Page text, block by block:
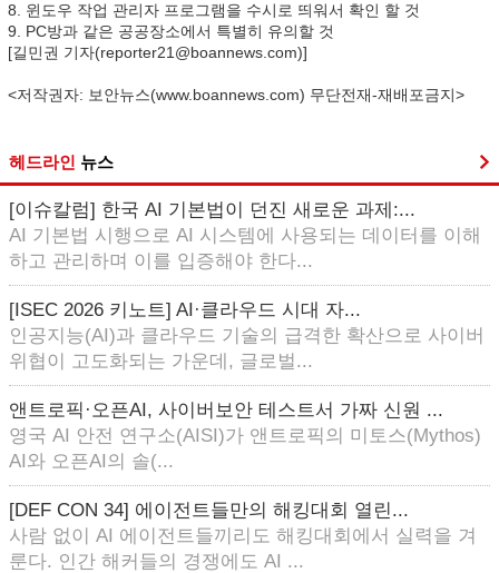
8. 윈도우 작업 관리자 프로그램을 수시로 띄워서 확인 할 것
9. PC방과 같은 공공장소에서 특별히 유의할 것
[길민권 기자(reporter21@boannews.com)]
<저작권자: 보안뉴스(www.boannews.com) 무단전재-재배포금지>
헤드라인 뉴스
[이슈칼럼] 한국 AI 기본법이 던진 새로운 과제:...
AI 기본법 시행으로 AI 시스템에 사용되는 데이터를 이해
하고 관리하며 이를 입증해야 한다...
[ISEC 2026 키노트] AI·클라우드 시대 자...
인공지능(AI)과 클라우드 기술의 급격한 확산으로 사이버
위협이 고도화되는 가운데, 글로벌...
앤트로픽·오픈AI, 사이버보안 테스트서 가짜 신원 ...
영국 AI 안전 연구소(AISI)가 앤트로픽의 미토스(Mythos)
AI와 오픈AI의 솔(...
[DEF CON 34] 에이전트들만의 해킹대회 열린...
사람 없이 AI 에이전트들끼리도 해킹대회에서 실력을 겨
룬다. 인간 해커들의 경쟁에도 AI ...